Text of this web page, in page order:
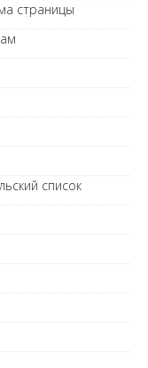
страницы
список